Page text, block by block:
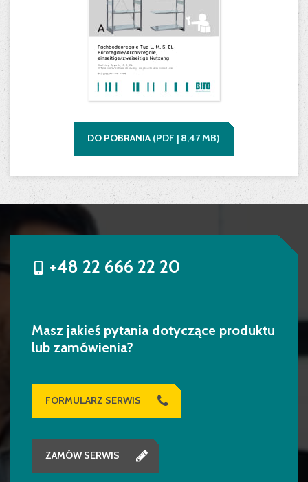
DO POBRANIA (PDF | 8,47MB)
+48 22 666 22 20
Masz jakieś pytania dotyczące produktu
lub zamówienia?
FORMULARZ SERWIS
ZAMÓW SERWIS